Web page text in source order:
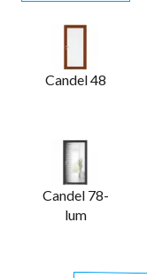
Candel 48
Candel 78-
lum